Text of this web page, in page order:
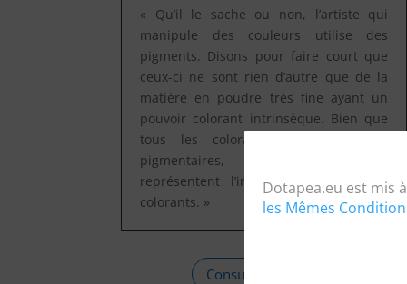
« Qu’il le sache ou non, l’artiste qui
manipule des couleurs utilise des
pigments. Disons pour faire court que
ceux-ci ne sont rien d’autre que de la
matière en poudre très fine ayant un
pouvoir colorant intrinsèque. Bien que
tous les colorants ne soient pas
pigmentaires, les pigments
représentent l’immense majorité des
colorants. »
Consulter l'archive
Dotapea.eu est mis
les Mêmes